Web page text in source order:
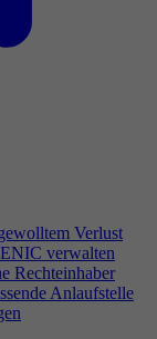
Verlust
verwalten
Rechteinhaber
Anlaufstelle